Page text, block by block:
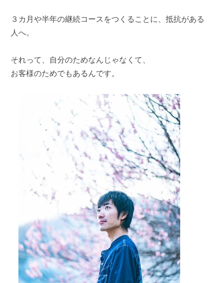
３カ月や半年の継続コースをつくることに、抵抗がある
人へ。
それって、自分のためなんじゃなくて、
お客様のためでもあるんです。